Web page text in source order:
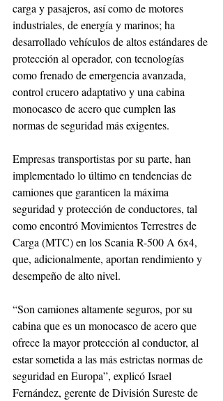
carga y pasajeros, así como de motores
industriales, de energía y marinos; ha
desarrollado vehículos de altos estándares de
protección al operador, con tecnologías
como frenado de emergencia avanzada,
control crucero adaptativo y una cabina
monocasco de acero que cumplen las
normas de seguridad más exigentes.
Empresas transportistas por su parte, han
implementado lo último en tendencias de
camiones que garanticen la máxima
seguridad y protección de conductores, tal
como encontró Movimientos Terrestres de
Carga (MTC) en los Scania R-500 A 6x4,
que, adicionalmente, aportan rendimiento y
desempeño de alto nivel.
“Son camiones altamente seguros, por su
cabina que es un monocasco de acero que
ofrece la mayor protección al conductor, al
estar sometida a las más estrictas normas de
seguridad en Europa”, explicó Israel
Fernández, gerente de División Sureste de